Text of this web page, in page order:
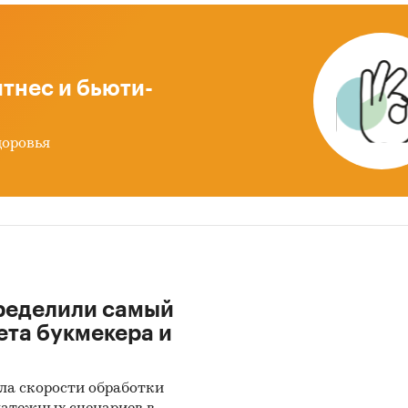
EXPORT FRUITS LLC, QINGDAO FRUSIN IMPORT &
XINTAI LONGTING ANCIENT WELL ECO
FROZEN & DEHYDRATED FOODS, LINYI
QINGDAO BESWOR IMPORT & EXPORT CO., LTD,
ООО `КОМПАНИЯ ПЕГАС`, ООО
ООО `БЕЛГОРОДСКИЕ ОВОЩИ`, ООО `ДИС-ПЛЮС`,
ПЛЮС`, ООО `АЙС ТИМ`, ООО
В.А., ИП КУЗЬМИЧ Н.К., ООО `ГЛОБУС`
из исследования:
и бьюти-
самый
букмекера и
скорости обработки